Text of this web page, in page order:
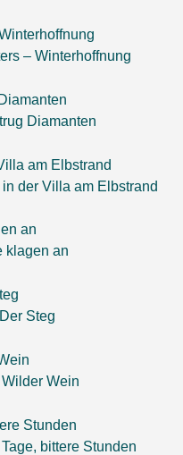
– Winterhoffnung
Diamanten
der Villa am Elbstrand
klagen an
Der Steg
Wilder Wein
bittere Stunden